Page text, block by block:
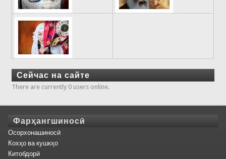
Сейчас на сайте
There are currently 0 users online.
Фарҳангшиносӣ
Осорхонашиносӣ
Кохҳо ва кушкҳо
Китобдорӣ